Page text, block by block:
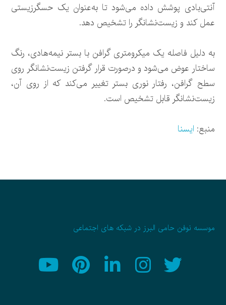
آنتی‌بادی پوشش داده می‌شود تا به‌عنوان یک حسگرزیستی
عمل کند و زیست‌نشانگر را تشخیص دهد.
به دلیل فاصله یک میکرومتری گرافن با بستر نیمه‌هادی، رنگ
ساختار عوض می‌شود و درصورت قرار گرفتن زیست‌نشانگر روی
سطح گرافن، رفتار نوری بستر تغییر می‌کند که از روی آن،
زیست‌نشانگر قابل تشخیص است.
منبع: ایسنا
موسسه نوفن حامی البرز در شبکه های اجتماعی